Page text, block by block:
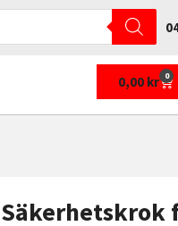
0,00 kr 0
Säkerhetskrok